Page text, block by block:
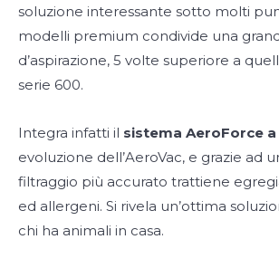
soluzione interessante sotto molti
modelli premium condivide una
d’aspirazione, 5 volte superiore a
serie 600.
Integra infatti il sistema AeroForce
evoluzione dell’AeroVac, e grazie ad
filtraggio più accurato trattiene
ed allergeni. Si rivela un’ottima
chi ha animali in casa.